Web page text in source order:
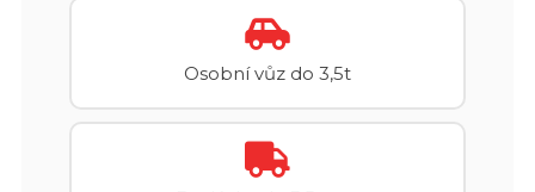
Osobní vůz do 3,5t